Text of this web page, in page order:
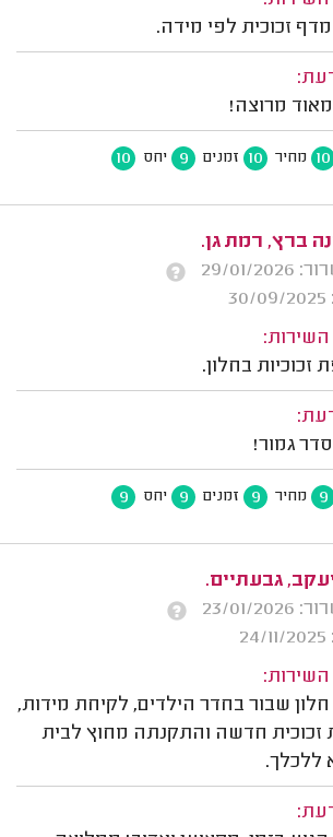
זכוכית לפי מידה.
מאוד מרוצה!
10 מחיר 10 זמנים 9 יחס 10
ברץ, רמת גן.
01/2026
השירות:
זכוכיות בחלון.
גמור!
9 מחיר 9 זמנים 9 יחס 9
גבעתיים.
01/2026
השירות:
חלון שבור בחדר הילדים, לקיחת מידות,
זכוכית חדשה והתקנתה מחוץ לבית
ללכלך.